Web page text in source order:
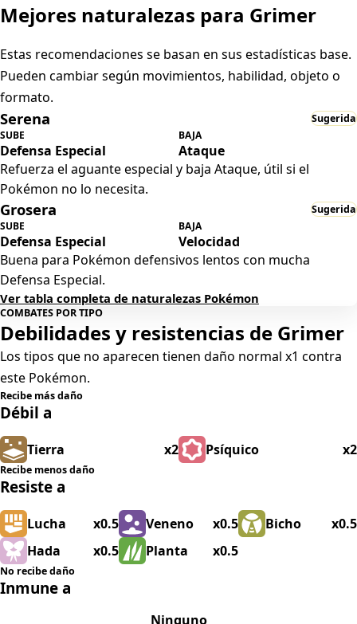
Mejores naturalezas para Grimer
Estas recomendaciones se basan en sus estadísticas base.
Pueden cambiar según movimientos, habilidad, objeto o
formato.
Serena
Sugerida
SUBE
Defensa Especial
BAJA
Ataque
Refuerza el aguante especial y baja Ataque, útil si el
Pokémon no lo necesita.
Grosera
Sugerida
SUBE
Defensa Especial
BAJA
Velocidad
Buena para Pokémon defensivos lentos con mucha
Defensa Especial.
Ver tabla completa de naturalezas Pokémon
COMBATES POR TIPO
Debilidades y resistencias de Grimer
Los tipos que no aparecen tienen daño normal x1 contra
este Pokémon.
Recibe más daño
Débil a
Tierra x2 Psíquico x2
Recibe menos daño
Resiste a
Lucha x0.5 Veneno x0.5 Bicho
x0.5
Hada
x0.5 Planta x0.5
No recibe daño
Inmune a
Ninguno